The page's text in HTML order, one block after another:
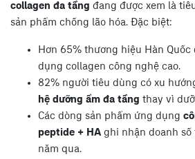
collagen đa tầng đang được xem là
sản phẩm chống lão hóa. Đặc biệt:
Hơn 65% thương hiệu Hàn
dụng collagen công nghệ cao.
82% người tiêu dùng có xu
hệ dưỡng ẩm đa tầng thay vì
Các dòng sản phẩm ứng dụng
peptide + HA ghi nhận doanh
năm qua.